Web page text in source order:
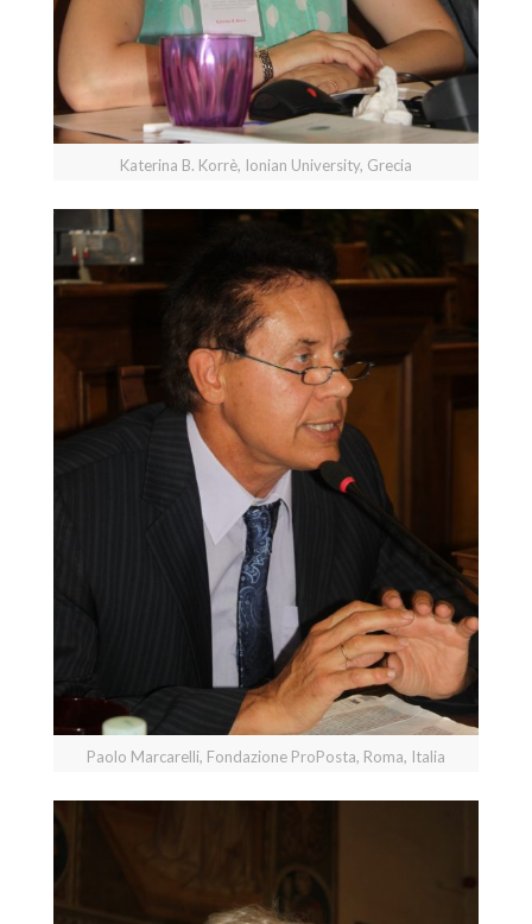
Katerina B. Korrè, Ionian University, Grecia
Paolo Marcarelli, Fondazione ProPosta, Roma, Italia